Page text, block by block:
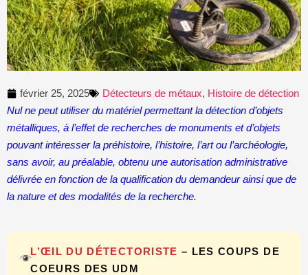
février 25, 2025 Détecteurs de métaux, Histoire de détection
Nul ne peut utiliser du matériel permettant la détection d’objets
métalliques, à l’effet de recherches de monuments et d’objets
pouvant intéresser la préhistoire, l’histoire, l’art ou l’archéologie,
sans avoir, au préalable, obtenu une autorisation administrative
délivrée en fonction de la qualification du demandeur ainsi que de
la nature et des modalités de la recherche.
L’ŒIL DU DÉTECTORISTE – LES COUPS DE
COEURS DES UDM